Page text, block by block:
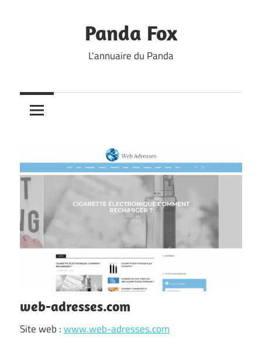
Panda Fox
L'annuaire du Panda
web-adresses.com
Site web :www.web-adresses.com